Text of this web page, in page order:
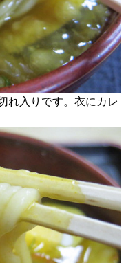
れ入りです。衣にカレ